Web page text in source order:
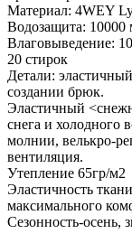
Материал: 4WEY
Водозащита: 10000
Влаговыведение:
20 стирок
Детали:
создании брюк.
Эластичный
снега и холодного
молнии, велькро-
вентиляция.
Утепление 65гр/м2
Эластичность
максимального
Сезонность-осень,